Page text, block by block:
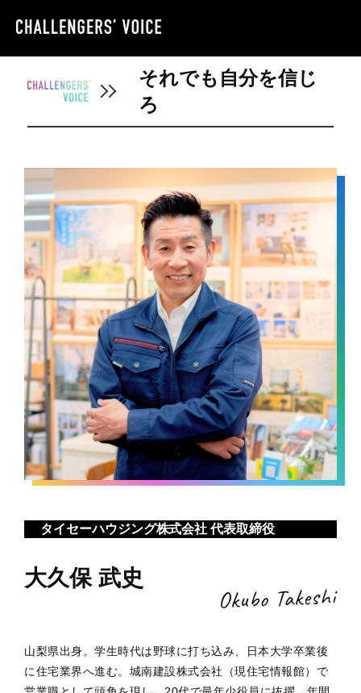
それでも自分を信じ
ろ
タイセーハウジング株式会社 代表取締役
大久保 武史
Okubo Takeshi
山梨県出身。学生時代は野球に打ち込み、日本大学卒業後
に住宅業界へ進む。城南建設株式会社（現住宅情報館）で